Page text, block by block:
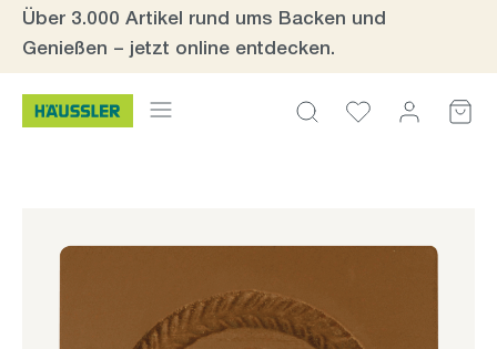
Zum Hauptinhalt springen
Über 3.000 Artikel rund ums Backen und
Genießen – jetzt online entdecken.